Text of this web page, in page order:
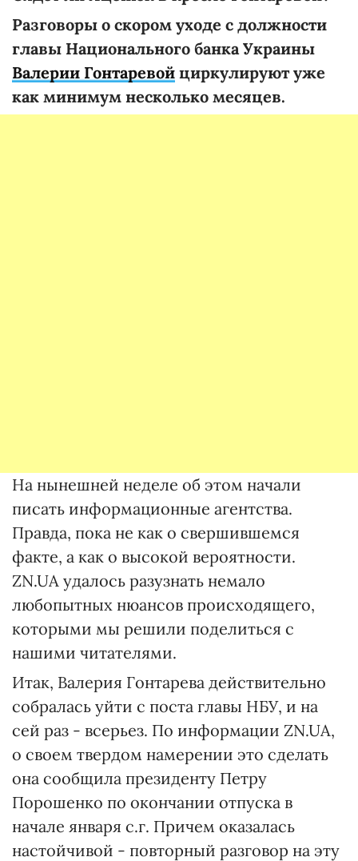
Разговоры о скором уходе с должности
главы Национального банка Украины
Валерии Гонтаревой циркулируют уже
как минимум несколько месяцев.
На нынешней неделе об этом начали
писать информационные агентства.
Правда, пока не как о свершившемся
факте, а как о высокой вероятности.
ZN.UA удалось разузнать немало
любопытных нюансов происходящего,
которыми мы решили поделиться с
нашими читателями.
Итак, Валерия Гонтарева действительно
собралась уйти с поста главы НБУ, и на
сей раз - всерьез. По информации ZN.UA,
о своем твердом намерении это сделать
она сообщила президенту Петру
Порошенко по окончании отпуска в
начале января с.г. Причем оказалась
настойчивой - повторный разговор на эту